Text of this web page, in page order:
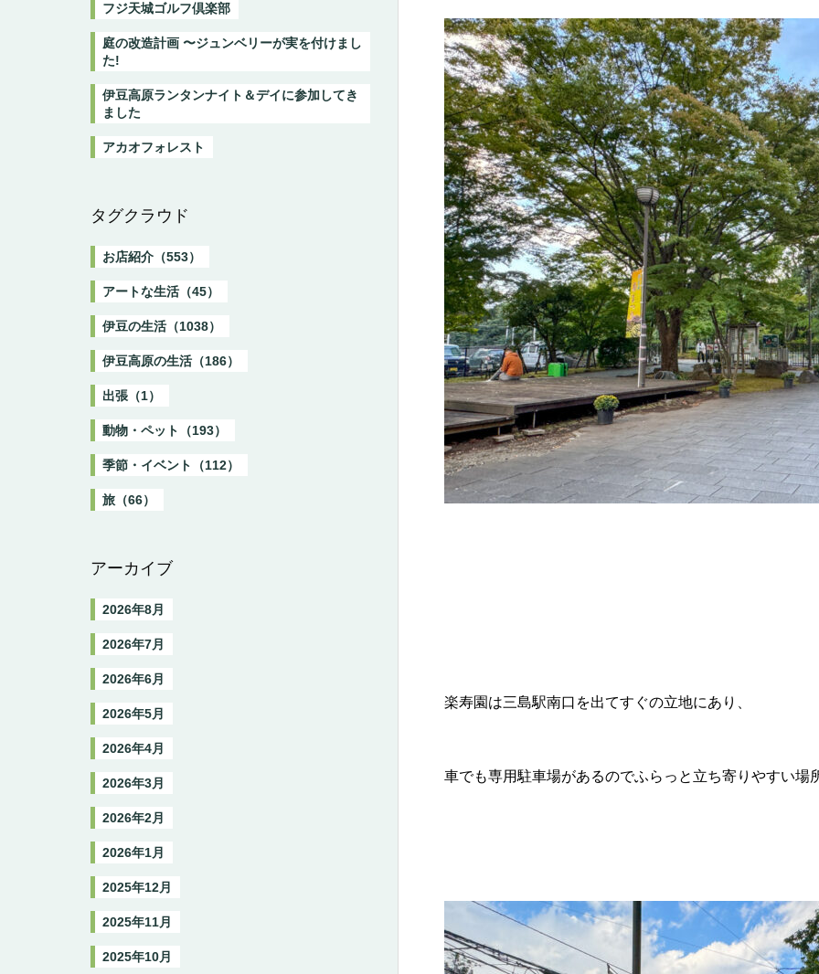
楽寿園は三島駅南口を出てすぐの立地にあり、
車でも専用駐車場があるのでふらっと立ち寄りやすい場
フジ天城ゴルフ倶楽部
庭の改造計画 〜ジュンベリーが実を付けまし
た!
伊豆高原ランタンナイト＆デイに参加してき
ました
アカオフォレスト
タグクラウド
お店紹介（553）
アートな生活（45）
伊豆の生活（1038）
伊豆高原の生活（186）
出張（1）
動物・ペット（193）
季節・イベント（112）
旅（66）
アーカイブ
2026年8月
2026年7月
2026年6月
2026年5月
2026年4月
2026年3月
2026年2月
2026年1月
2025年12月
2025年11月
2025年10月